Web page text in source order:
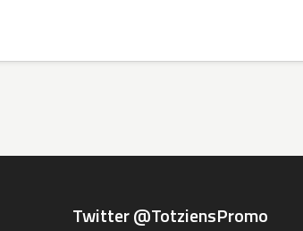
Twitter @TotziensPromo